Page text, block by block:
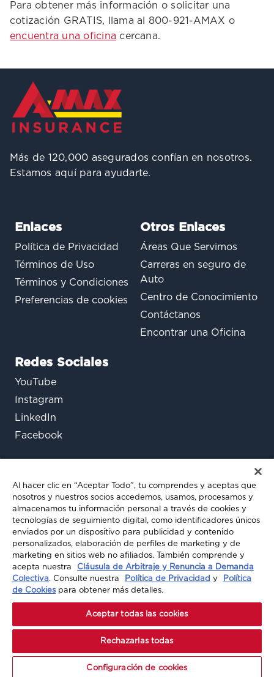
Para obtener más información o solicitar una
cotización GRATIS, llama al 800-921-AMAX o
encuentra una oficina cercana.
Más de 120,000 asegurados confían en nosotros.
Estamos aquí para ayudarte.
Enlaces
Política de Privacidad
Términos de Uso
Términos y Condiciones
Preferencias de cookies
Otros Enlaces
Áreas Que Servimos
Carreras en seguro de
Auto
Centro de Conocimiento
Contáctanos
Encontrar una Oficina
Redes Sociales
YouTube
Instagram
LinkedIn
Facebook
¿Aún tienes preguntas?
Chatea con nosotros
© 2026 A-MAX INSURANCE. TODOS LOS
DERECHOS RESERVADOS
Al hacer clic en “Aceptar Todo”, tu comprendes y aceptas que
nosotros y nuestros socios accedemos, usamos, procesamos y
almacenamos tu información personal a través de cookies y
tecnologías de seguimiento digital, como identificadores únicos
enviados por un dispositivo para publicidad y contenido
personalizados, elaboración de perfiles de marketing y de
marketing en sitios web no afiliados. También comprende y
acepta nuestra
Cláusula de Arbitraje y Renuncia a Demanda
Colectiva. Consulte nuestra Política de Privacidad y
Política
de Cookiespara obtener más detalles.
Aceptar todas las cookies
Rechazarlas todas
Configuración de cookies